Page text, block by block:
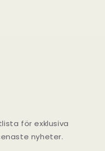
för exklusiva
nyheter.